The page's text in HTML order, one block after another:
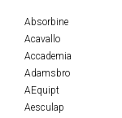
Absorbine
Acavallo
Accademia
Adamsbro
AEquipt
Aesculap